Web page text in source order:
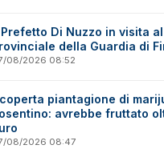
Di Nuzzo in visita
della Guardia di
08/2026 08:52
piantagione di
avrebbe fruttato
08/2026 08:47